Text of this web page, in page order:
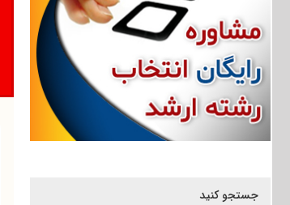
جستجو کنید